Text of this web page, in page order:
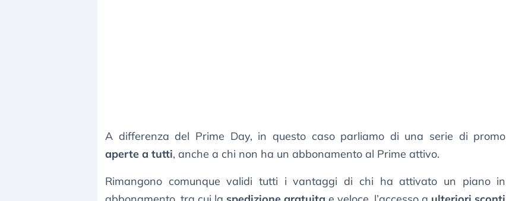
A differenza del Prime Day, in questo caso parliamo di una serie di promo
aperte a tutti, anche a chi non ha un abbonamento al Prime attivo.
Rimangono comunque validi tutti i vantaggi di chi ha attivato un piano in